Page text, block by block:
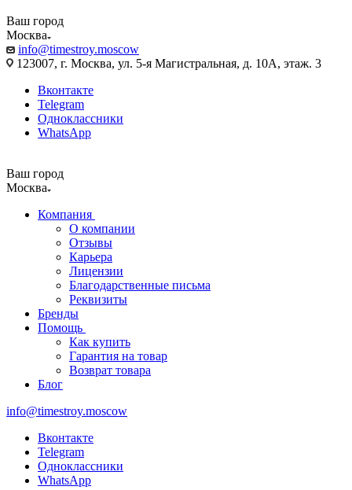
Ваш город
Москва
info@timestroy.moscow
123007, г. Москва, ул. 5-я Магистральная, д. 10А, этаж. 3
Вконтакте
Telegram
Одноклассники
WhatsApp
Ваш город
Москва
Компания
О компании
Отзывы
Карьера
Лицензии
Благодарственные письма
Реквизиты
Бренды
Помощь
Как купить
Гарантия на товар
Возврат товара
Блог
info@timestroy.moscow
Вконтакте
Telegram
Одноклассники
WhatsApp